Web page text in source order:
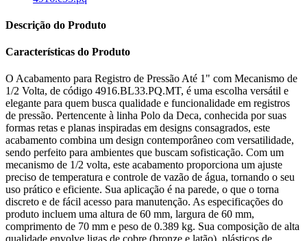
Descrição do Produto
Características do Produto
O Acabamento para Registro de Pressão Até 1" com Mecanismo de
1/2 Volta, de código 4916.BL33.PQ.MT, é uma escolha versátil e
elegante para quem busca qualidade e funcionalidade em registros
de pressão. Pertencente à linha Polo da Deca, conhecida por suas
formas retas e planas inspiradas em designs consagrados, este
acabamento combina um design contemporâneo com versatilidade,
sendo perfeito para ambientes que buscam sofisticação. Com um
mecanismo de 1/2 volta, este acabamento proporciona um ajuste
preciso de temperatura e controle de vazão de água, tornando o seu
uso prático e eficiente. Sua aplicação é na parede, o que o torna
discreto e de fácil acesso para manutenção. As especificações do
produto incluem uma altura de 60 mm, largura de 60 mm,
comprimento de 70 mm e peso de 0.389 kg. Sua composição de alta